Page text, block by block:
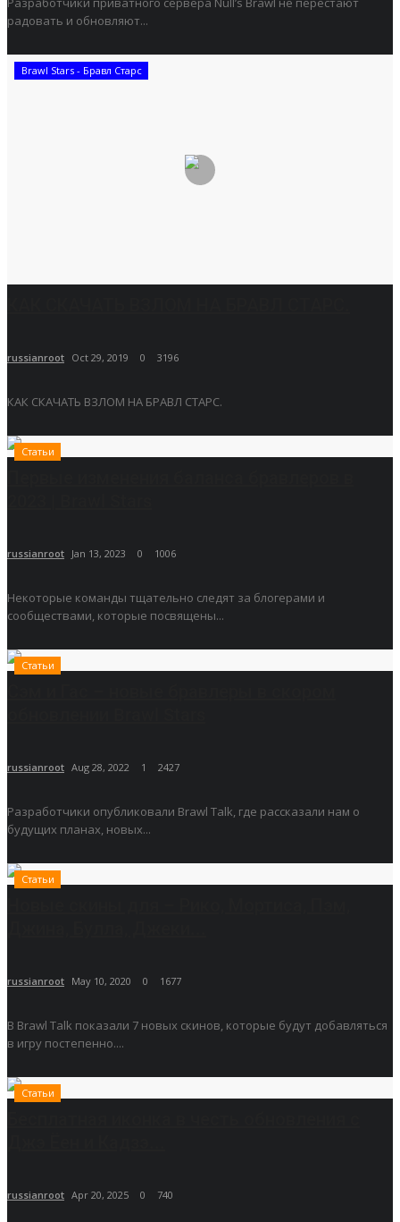
радовать и обновляют...
Brawl Stars - Бравл Старс
russianroot Oct 29, 2019 0 3196
КАК СКАЧАТЬ ВЗЛОМ НА БРАВЛ СТАРС.
Статьи
russianroot Jan 13, 2023 0 1006
Некоторые команды тщательно следят за блогерами и
сообществами, которые посвящены...
Статьи
russianroot Aug 28, 2022 1 2427
Разработчики опубликовали Brawl Talk, где рассказали нам о
будущих планах, новых...
Статьи
russianroot May 10, 2020 0 1677
В Brawl Talk показали 7 новых скинов, которые будут добавляться
в игру постепенно....
Статьи
russianroot Apr 20, 2025 0 740